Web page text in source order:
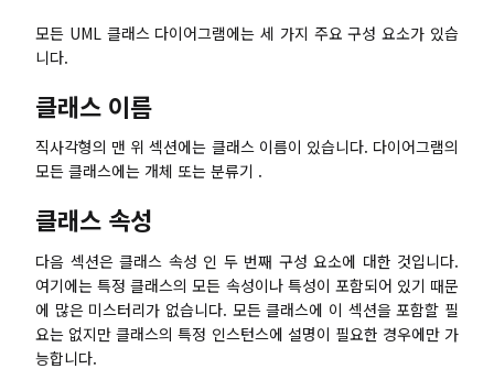
AI SWOT 분석
AI 가치 사슬 분석
전략 & 분석
AI SMART 목표
AI BCG 매트릭스
스마트 크리에이션
AI 이력서 작성기
리소스
모든 UML 클래스 다이어그램에는 세 가지 주요 구성 요소가 있습
니다.
클래스 이름
직사각형의 맨 위 섹션에는 클래스 이름이 있습니다. 다이어그램의
모든 클래스에는 개체 또는 분류기 .
클래스 속성
다음 섹션은 클래스 속성 인 두 번째 구성 요소에 대한 것입니다.
여기에는 특정 클래스의 모든 속성이나 특성이 포함되어 있기 때문
에 많은 미스터리가 없습니다. 모든 클래스에 이 섹션을 포함할 필
요는 없지만 클래스의 특정 인스턴스에 설명이 필요한 경우에만 가
능합니다.